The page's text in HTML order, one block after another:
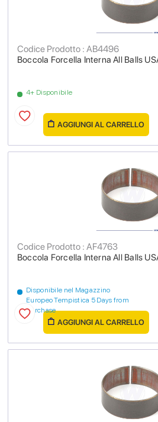
Boccola Forcella Interna All Balls
Codice Prodotto : AB4496
4+ Disponibile
AGGIUNGI AL CARRELLO
Boccola Forcella Interna All Balls
Codice Prodotto : AF4763
Disponibile nel Magazzino
Europeo Tempistica 5 Days from
purchase
AGGIUNGI AL CARRELLO